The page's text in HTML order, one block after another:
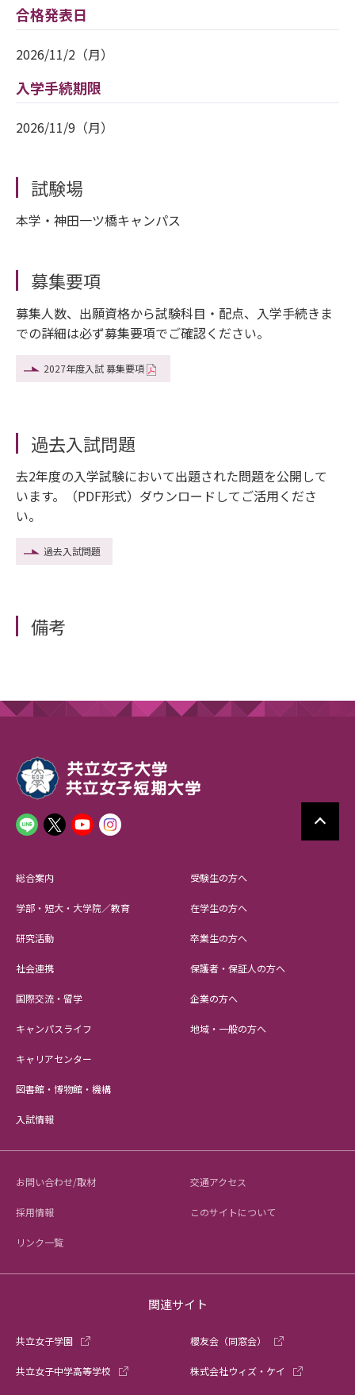
合格発表日
2026/11/2（月）
入学手続期限
2026/11/9（月）
試験場
本学・神田一ツ橋キャンパス
募集要項
募集人数、出願資格から試験科目・配点、入学手続きま
での詳細は必ず募集要項でご確認ください。
2027年度入試 募集要項
過去入試問題
去2年度の入学試験において出題された問題を公開して
います。（PDF形式）ダウンロードしてご活用くださ
い。
過去入試問題
備考
総合案内
学部・短大・大学院／教育
研究活動
社会連携
国際交流・留学
キャンパスライフ
キャリアセンター
図書館・博物館・機構
入試情報
受験生の方へ
在学生の方へ
卒業生の方へ
保護者・保証人の方へ
企業の方へ
地域・一般の方へ
お問い合わせ/取材 交通アクセス
採用情報 このサイトについて
リンク一覧
関連サイト
共立女子学園
共立女子中学高等学校
櫻友会（同窓会）
株式会社ウィズ・ケイ